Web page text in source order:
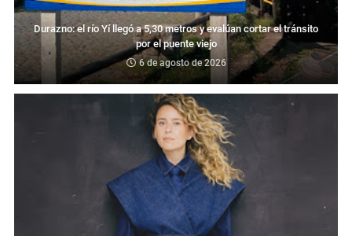
Durazno: el río Yí llegó a 5,30 metros y evalúan cortar el tránsito
por el puente viejo
6 de agosto de 2026